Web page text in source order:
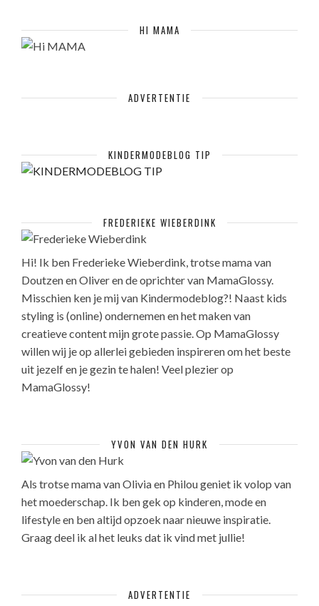
HI MAMA
ADVERTENTIE
KINDERMODEBLOG TIP
FREDERIEKE WIEBERDINK
Hi! Ik ben Frederieke Wieberdink, trotse mama van
Doutzen en Oliver en de oprichter van MamaGlossy.
Misschien ken je mij van Kindermodeblog?! Naast kids
styling is (online) ondernemen en het maken van
creatieve content mijn grote passie. Op MamaGlossy
willen wij je op allerlei gebieden inspireren om het beste
uit jezelf en je gezin te halen! Veel plezier op
MamaGlossy!
YVON VAN DEN HURK
Als trotse mama van Olivia en Philou geniet ik volop van
het moederschap. Ik ben gek op kinderen, mode en
lifestyle en ben altijd opzoek naar nieuwe inspiratie.
Graag deel ik al het leuks dat ik vind met jullie!
ADVERTENTIE